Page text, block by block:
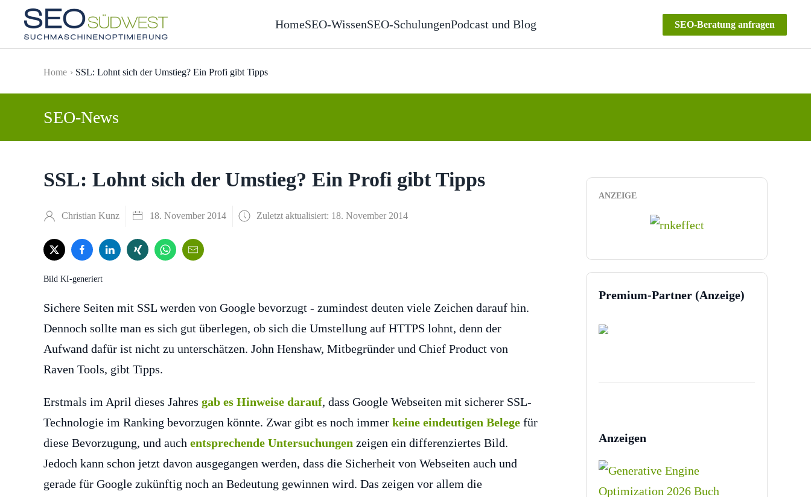
Skip to main content
HomeSEO-WissenSEO-SchulungenPodcast und Blog SEO-Beratung anfragen
Home SSL: Lohnt sich der Umstieg? Ein Profi gibt Tipps
SEO-News
SSL: Lohnt sich der Umstieg? Ein Profi gibt Tipps
Christian Kunz 18. November 2014 Zuletzt aktualisiert: 18. November 2014
Bild KI-generiert
Sichere Seiten mit SSL werden von Google bevorzugt - zumindest deuten viele Zeichen darauf hin.
Dennoch sollte man es sich gut überlegen, ob sich die Umstellung auf HTTPS lohnt, denn der
Aufwand dafür ist nicht zu unterschätzen. John Henshaw, Mitbegründer und Chief Product von
Raven Tools, gibt Tipps.
Erstmals im April dieses Jahres gab es Hinweise darauf, dass Google Webseiten mit sicherer SSL-
Technologie im Ranking bevorzugen könnte. Zwar gibt es noch immer keine eindeutigen Belege für
diese Bevorzugung, und auch entsprechende Untersuchungen zeigen ein differenziertes Bild.
Jedoch kann schon jetzt davon ausgegangen werden, dass die Sicherheit von Webseiten auch und
gerade für Google zukünftig noch an Bedeutung gewinnen wird. Das zeigen vor allem die
ANZEIGE
Premium-Partner (Anzeige)
Anzeigen